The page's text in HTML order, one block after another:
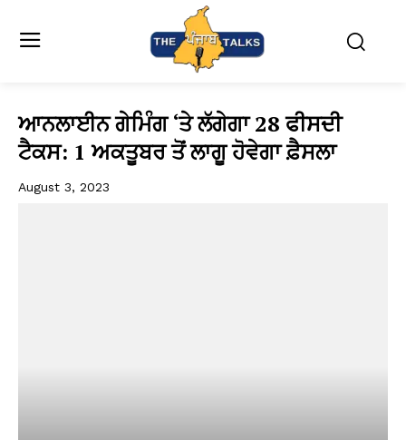
ਆਨਲਾਈਨ ਗੇਮਿੰਗ ‘ਤੇ ਲੱਗੇਗਾ 28 ਫੀਸਦੀ
ਟੈਕਸ: 1 ਅਕਤੂਬਰ ਤੋਂ ਲਾਗੂ ਹੋਵੇਗਾ ਫ਼ੈਸਲਾ
August 3, 2023